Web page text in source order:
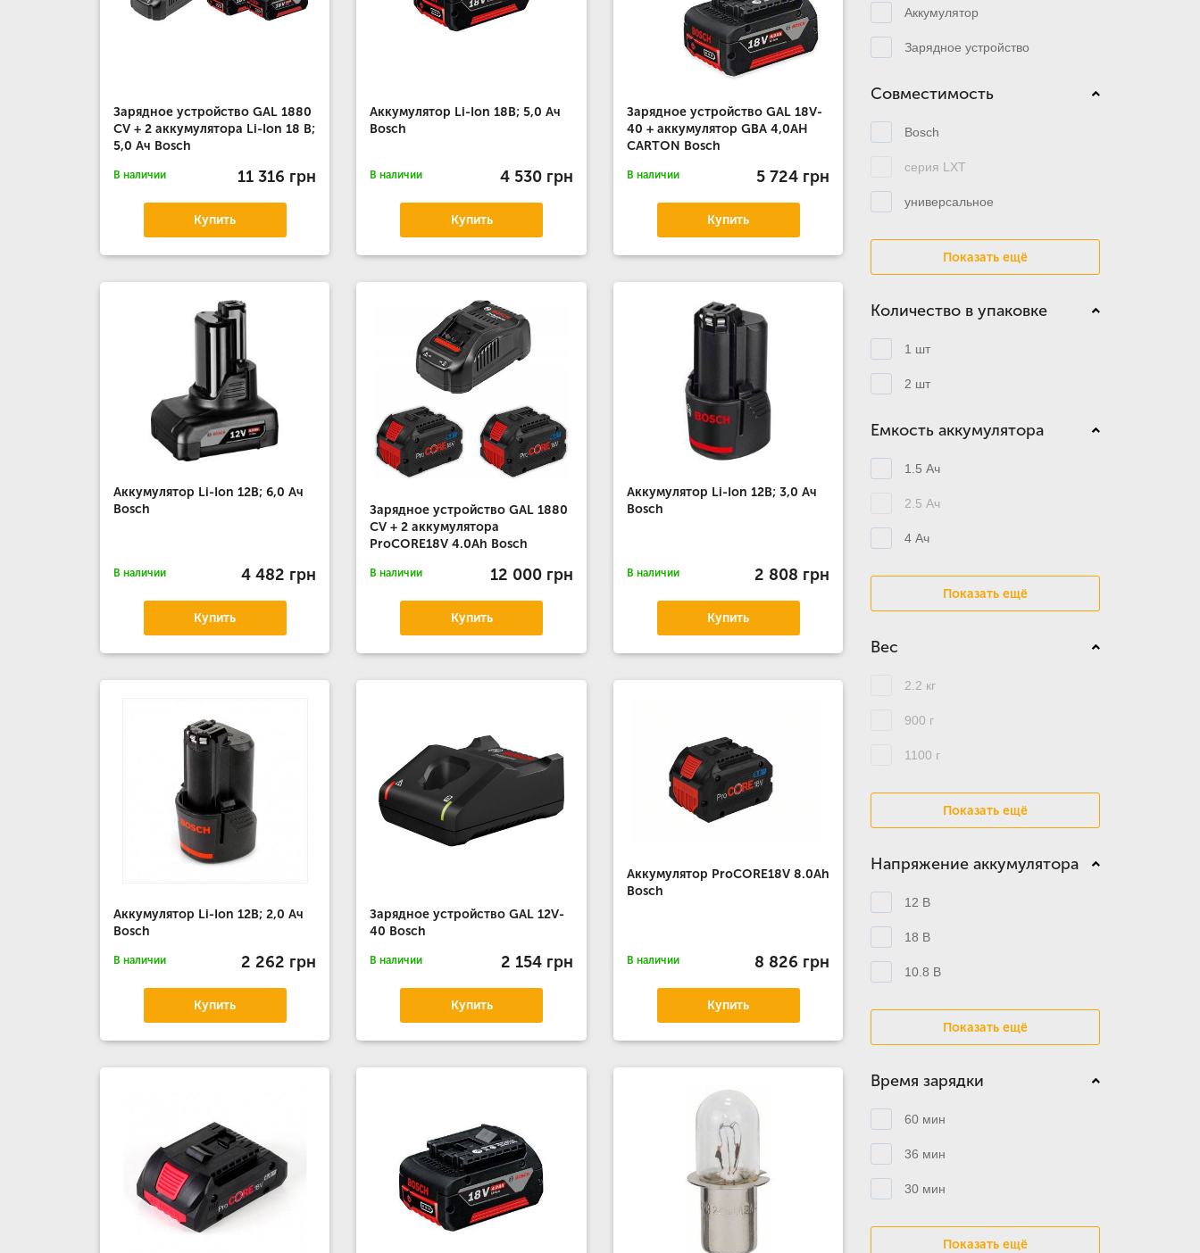
Зарядное устройство GAL 1880
CV + 2 аккумулятора Li-Ion 18 В;
5,0 Ач Bosch
В наличии 11 316 грн
Купить
Аккумулятор Li-Ion 18В; 5,0 Ач
Bosch
В наличии 4 530 грн
Купить
Зарядное устройство GAL 18V-
40 + аккумулятор GBA 4,0AH
CARTON Bosch
В наличии 5 724 грн
Купить
Аккумулятор Li-Ion 12В; 6,0 Ач
Bosch
В наличии 4 482 грн
Купить
Зарядное устройство GAL 1880
CV + 2 аккумулятора
ProCORE18V 4.0Ah Bosch
В наличии 12 000 грн
Купить
Аккумулятор Li-Ion 12В; 3,0 Ач
Bosch
В наличии 2 808 грн
Купить
Аккумулятор Li-Ion 12В; 2,0 Ач
Bosch
В наличии 2 262 грн
Купить
Зарядное устройство GAL 12V-
40 Bosch
В наличии 2 154 грн
Купить
Аккумулятор ProCORE18V 8.0Ah
Bosch
В наличии 8 826 грн
Купить
Аккумулятор
Зарядное устройство
Совместимость
Bosch
серия LXT
универсальное
Показать ещё
Количество в упаковке
1 шт
2 шт
Емкость аккумулятора
1.5 Ач
2.5 Ач
4 Ач
Показать ещё
Вес
2.2 кг
900 г
1100 г
Показать ещё
Напряжение аккумулятора
12 В
18 В
10.8 В
Показать ещё
Время зарядки
60 мин
36 мин
30 мин
Показать ещё